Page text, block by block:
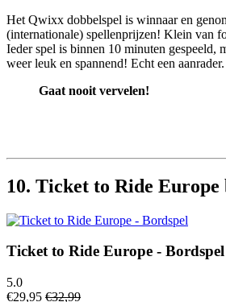
Het Qwixx dobbelspel is winnaar en
(internationale) spellenprijzen! Klein van
Ieder spel is binnen 10 minuten gespeeld,
weer leuk en spannend! Echt een aanrader.
Gaat nooit vervelen!
10. Ticket to Ride Europe
Ticket to Ride Europe - Bordspel
5.0
€29,95 €32,99